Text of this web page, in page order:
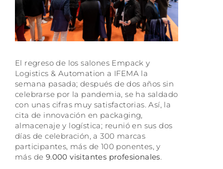
El regreso de los salones Empack y
Logistics & Automation a IFEMA la
semana pasada; después de dos años sin
celebrarse por la pandemia, se ha saldado
con unas cifras muy satisfactorias. Así, la
cita de innovación en packaging,
almacenaje y logística; reunió en sus dos
días de celebración, a 300 marcas
participantes, más de 100 ponentes, y
más de 9.000 visitantes profesionales.